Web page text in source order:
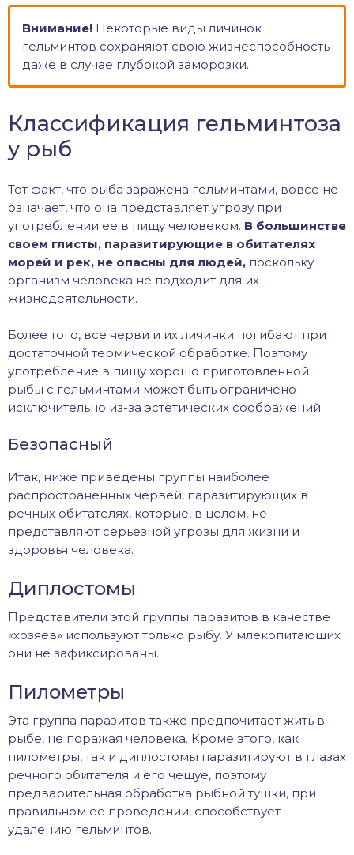
Внимание! Некоторые виды личинок
гельминтов сохраняют свою жизнеспособность
даже в случае глубокой заморозки.
Классификация гельминтоза
у рыб
Тот факт, что рыба заражена гельминтами, вовсе не
означает, что она представляет угрозу при
употреблении ее в пищу человеком. В большинстве
своем глисты, паразитирующие в обитателях
морей и рек, не опасны для людей, поскольку
организм человека не подходит для их
жизнедеятельности.
Более того, все черви и их личинки погибают при
достаточной термической обработке. Поэтому
употребление в пищу хорошо приготовленной
рыбы с гельминтами может быть ограничено
исключительно из-за эстетических соображений.
Безопасный
Итак, ниже приведены группы наиболее
распространенных червей, паразитирующих в
речных обитателях, которые, в целом, не
представляют серьезной угрозы для жизни и
здоровья человека.
Диплостомы
Представители этой группы паразитов в качестве
«хозяев» используют только рыбу. У млекопитающих
они не зафиксированы.
Пилометры
Эта группа паразитов также предпочитает жить в
рыбе, не поражая человека. Кроме этого, как
пилометры, так и диплостомы паразитируют в глазах
речного обитателя и его чешуе, поэтому
предварительная обработка рыбной тушки, при
правильном ее проведении, способствует
удалению гельминтов.